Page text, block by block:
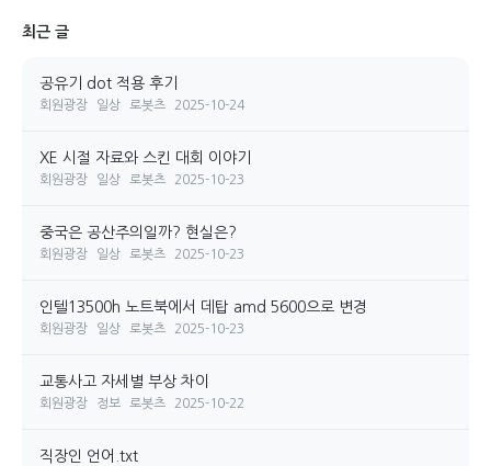
최근 글
공유기 dot 적용 후기
회원광장 일상 로봇츠 2025-10-24
XE 시절 자료와 스킨 대회 이야기
회원광장 일상 로봇츠 2025-10-23
중국은 공산주의일까? 현실은?
회원광장 일상 로봇츠 2025-10-23
인텔13500h 노트북에서 데탑 amd 5600으로 변경
회원광장 일상 로봇츠 2025-10-23
교통사고 자세별 부상 차이
회원광장 정보 로봇츠 2025-10-22
직장인 언어.txt